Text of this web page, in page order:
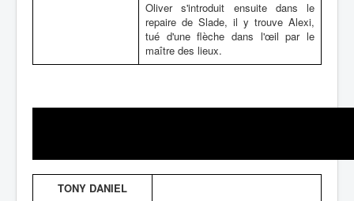
Oliver s'introduit ensuite dans le
repaire de Slade, il y trouve Alexi,
tué d'une flèche dans l'œil par le
maître des lieux.
TONY DANIEL